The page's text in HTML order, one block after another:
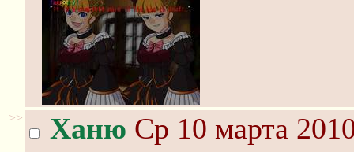
>> Ханю Ср 10 марта